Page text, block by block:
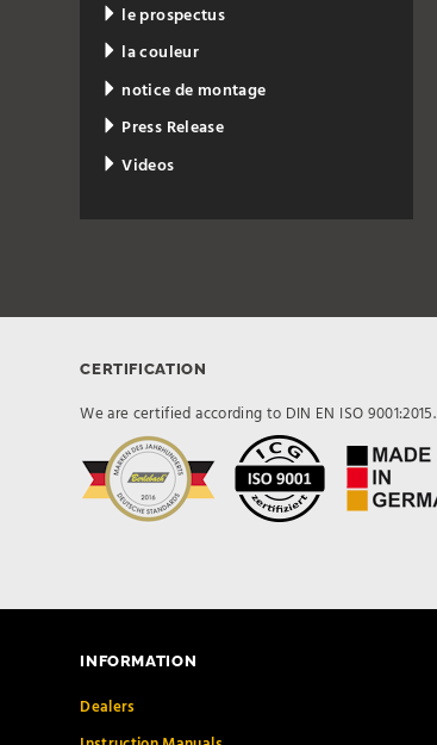
le prospectus
la couleur
notice de montage
Press Release
Videos
CERTIFICATION
We are certified according to DIN EN ISO 9001:2015.
INFORMATION
Dealers